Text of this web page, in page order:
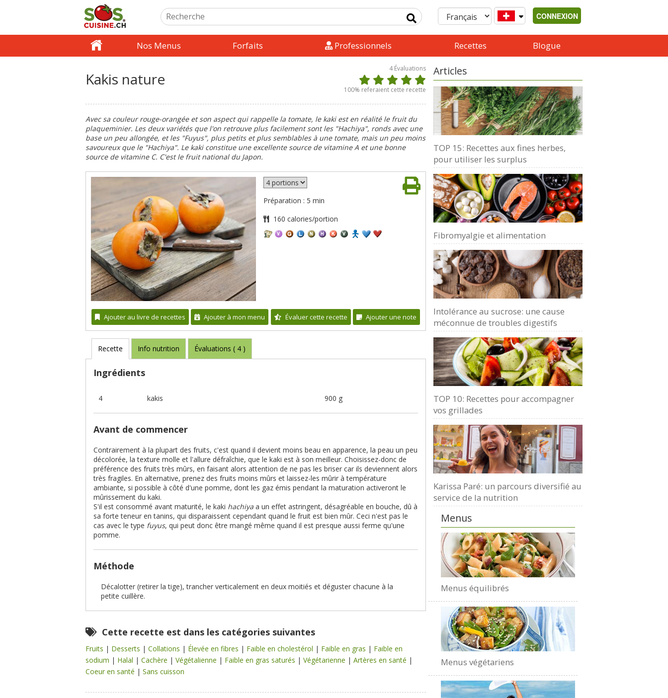
CONNEXION
Nos Menus Forfaits Professionnels Recettes Blogue
Kakis nature
4Évaluations
100% referaient cette recette
Avec sa couleur rouge-orangée et son aspect qui rappelle la tomate, le kaki est en réalité le fruit du
plaqueminier. Les deux variétés que l'on retrouve plus facilement sont les "Hachiya", ronds avec une
base un peu allongée, et les "Fuyus", plus petits et plus semblables à une tomate, mais un peu moins
savoureux que le "Hachiya". Le kaki constitue une excellente source de vitamine A et une bonne
source de vitamine C. C'est le fruit national du Japon.
Préparation : 5 min
160 calories/portion
Ajouter au livre de recettes Ajouter à mon menu Évaluer cette recette Ajouter une note
Recette Info nutrition Évaluations ( 4 )
Ingrédients
4 kakis 900 g
Avant de commencer
Contrairement à la plupart des fruits, c'est quand il devient moins beau en apparence, la peau un peu
décolorée, la texture molle et l'allure défraîchie, que le kaki est à son meilleur. Choisissez-donc de
préférence des fruits très mûrs, en faisant alors attention de ne pas les briser car ils deviennent alors
très fragiles. En alternative, prenez des fruits moins mûrs et laissez-les mûrir à température
ambiante, si possible à côté d'une pomme, dont les gaz émis pendant la maturation activeront le
mûrissement du kaki.
S'il est consommé avant maturité, le kaki hachiya a un effet astringent, désagréable en bouche, dû à
sa forte teneur en tanins, qui disparaissent cependant quand le fruit est bien mûr. Ceci n'est pas le
cas avec le type fuyus, qui peut donc être mangé même quand il est presque aussi ferme qu'une
pomme.
Méthode
Décalotter (retirer la tige), trancher verticalement en deux moitiés et déguster chacune à la
petite cuillère.
Cette recette est dans les catégories suivantes
Fruits | Desserts | Collations | Élevée en fibres | Faible en cholestérol | Faible en gras | Faible en
sodium | Halal | Cachère | Végétalienne | Faible en gras saturés | Végétarienne | Artères en santé |
Coeur en santé | Sans cuisson
Articles
TOP 15: Recettes aux fines herbes,
pour utiliser les surplus
Fibromyalgie et alimentation
Intolérance au sucrose: une cause
méconnue de troubles digestifs
TOP 10: Recettes pour accompagner
vos grillades
Karissa Paré: un parcours diversifié au
service de la nutrition
Menus
Menus équilibrés
Menus végétariens